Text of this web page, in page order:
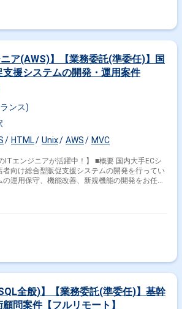
ニア(AWS)】【業務委託(準委任)】国
支援システムの開発・運用案件
ンス)
HTML Unix AWS MVC
ITエンジニアが活躍中！】 ■概要 国内大手ECシ
者向け総合型販促支援システムの開発を行ってい
運用保守、機能改善、新規機能の開発をお任せ
対応いただきます。 運営中サービスは4つあ
：Git(GitHub) ※ブランチ戦略はGitHub-flowをベ
全般)】【業務委託(準委任)】基幹
問案件【フルリモート】